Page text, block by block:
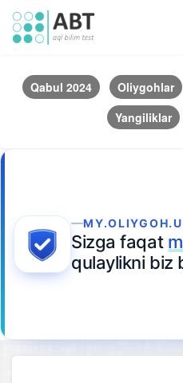
Qabul 2024 Oliygohlar
Yangiliklar
Sizga faqat
qulaylikni biz